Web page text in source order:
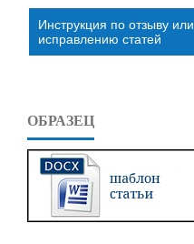
Инструкция по отзыву или
исправлению статей
ОБРАЗЕЦ